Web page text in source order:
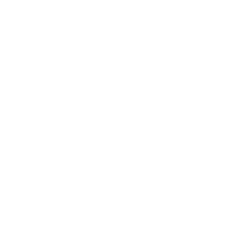
Controlling, Treuhand,